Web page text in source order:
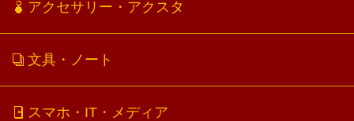
アクセサリー・アクスタ
文具・ノート
スマホ・IT・メディア